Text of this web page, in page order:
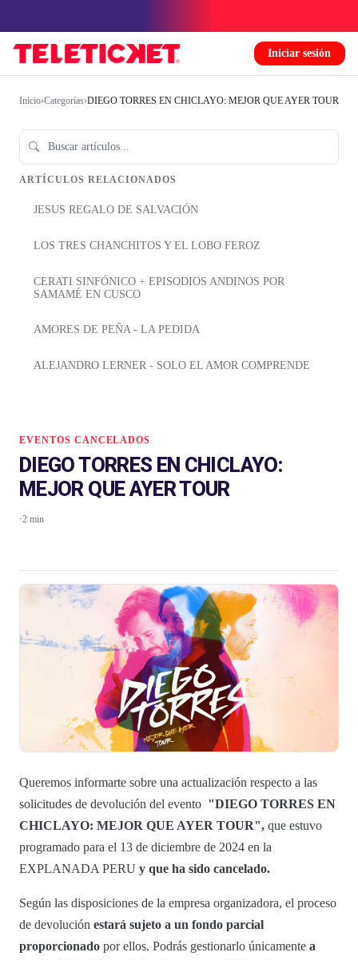
Iniciar sesión
Inicio›Categorías›DIEGO TORRES EN CHICLAYO: MEJOR QUE AYER TOUR
ARTÍCULOS RELACIONADOS
JESUS REGALO DE SALVACIÓN
LOS TRES CHANCHITOS Y EL LOBO FEROZ
CERATI SINFÓNICO + EPISODIOS ANDINOS POR
SAMAMÉ EN CUSCO
AMORES DE PEÑA - LA PEDIDA
ALEJANDRO LERNER - SOLO EL AMOR COMPRENDE
EVENTOS CANCELADOS
DIEGO TORRES EN CHICLAYO:
MEJOR QUE AYER TOUR
·2 min
Queremos informarte sobre una actualización respecto a las
solicitudes de devolución del evento "DIEGO TORRES EN
CHICLAYO: MEJOR QUE AYER TOUR", que estuvo
programado para el 13 de diciembre de 2024 en la
EXPLANADA PERU y que ha sido cancelado.
Según las disposiciones de la empresa organizadora, el proceso
de devolución estará sujeto a un fondo parcial
proporcionado por ellos. Podrás gestionarlo únicamente a